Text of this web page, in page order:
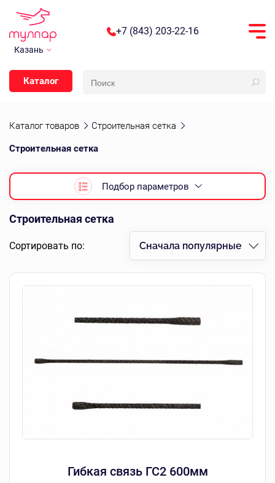
Казань
+7 (843) 203-22-16
Каталог
Каталог товаров Строительная сетка
Строительная сетка
Подбор параметров
Строительная сетка
Сортировать по: Сначала популярные
Гибкая связь ГС2 600мм